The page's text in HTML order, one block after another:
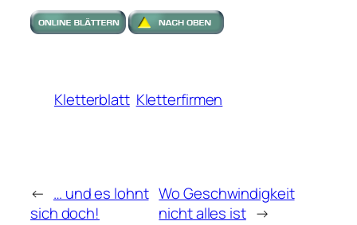
Kletterblatt Kletterfirmen
← … und es lohnt
sich doch!
Wo Geschwindigkeit
nicht alles ist →